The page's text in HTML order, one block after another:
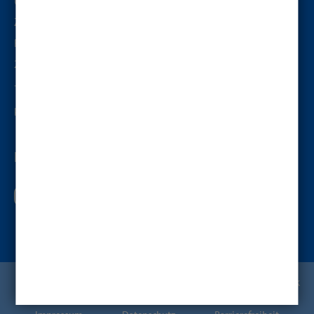
ZE Hochschulsport
23562
+49 451 3101 2121
kontakt@hochschulsport-luebeck.de
Hochschulsport Lübeck